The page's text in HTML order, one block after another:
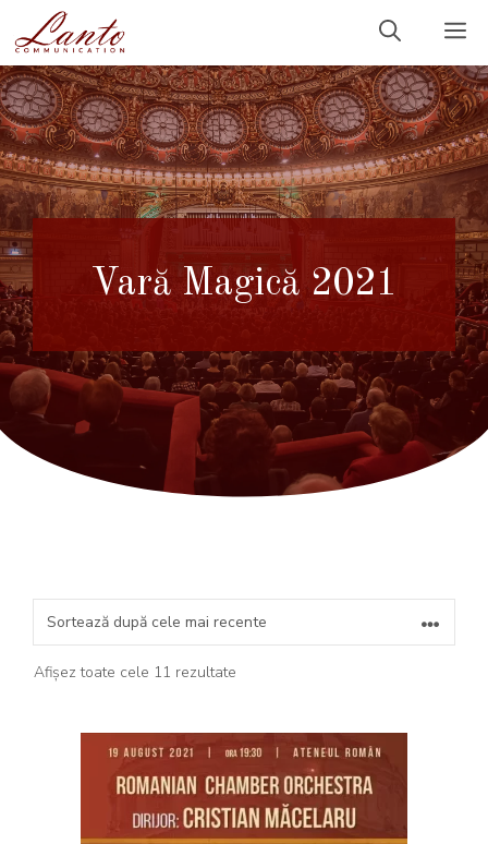
la
conținut
Vară Magică 2021
Afișez toate cele 11 rezultate
cele
mai
recente